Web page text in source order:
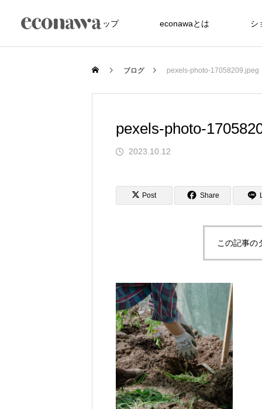
トップ econawaとは シ
ブログ pexels-photo-17058209.jpeg
pexels-photo-
2023.10.12
Post Share
この記事の